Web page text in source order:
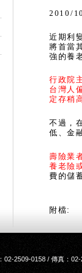
2010/
近期利
將首當
強的養
行政院
台灣人
定存稍
不過，
低、金
壽險業
養老險
費的儲
附檔:
02-2509-0158 / 傳真：